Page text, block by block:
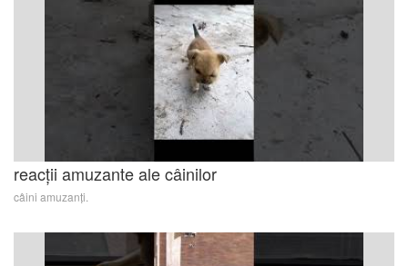
reacții amuzante ale câinilor
câini amuzanți.